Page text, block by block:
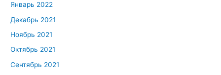
Январь 2022
Декабрь 2021
Ноябрь 2021
Октябрь 2021
Сентябрь 2021